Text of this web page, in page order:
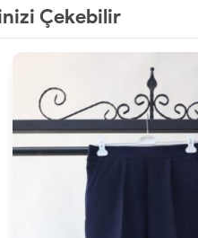
Çekebilir